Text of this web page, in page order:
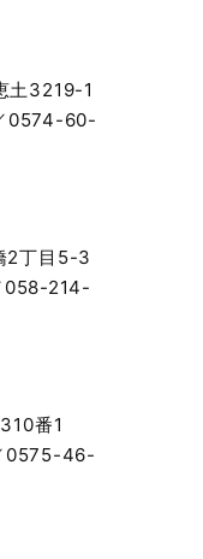
2丁目5-3
214-
土3219-1
0574-60-
番1
0575-46-